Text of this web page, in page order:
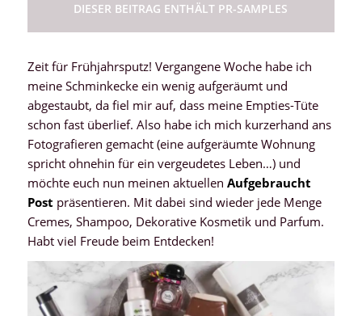
DIESER BEITRAG ENTHÄLT PR-SAMPLES
Zeit für Frühjahrsputz! Vergangene Woche habe ich
meine Schminkecke ein wenig aufgeräumt und
abgestaubt, da fiel mir auf, dass meine Empties-Tüte
schon fast überlief. Also habe ich mich kurzerhand ans
Fotografieren gemacht (eine aufgeräumte Wohnung
spricht ohnehin für ein vergeudetes Leben…) und
möchte euch nun meinen aktuellen Aufgebraucht
Post präsentieren. Mit dabei sind wieder jede Menge
Cremes, Shampoo, Dekorative Kosmetik und Parfum.
Habt viel Freude beim Entdecken!